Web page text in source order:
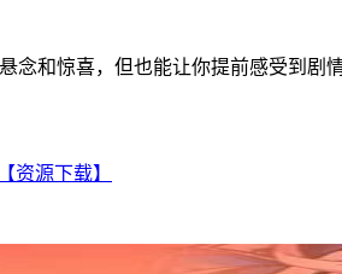
和惊喜，但也能让你提前感受到剧
资源下载】